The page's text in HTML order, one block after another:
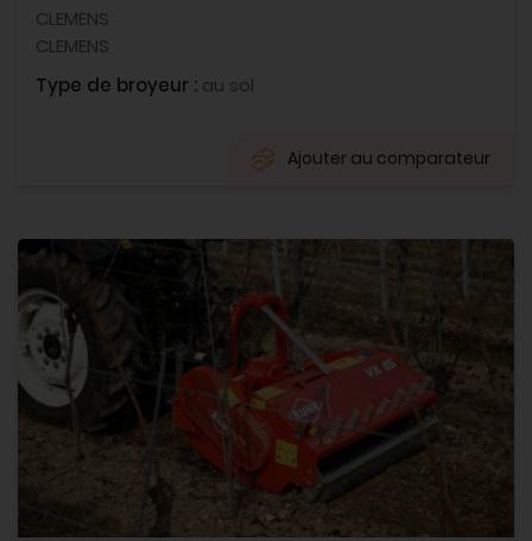
CLEMENS
CLEMENS
Type de broyeur : au sol
Ajouter au comparateur